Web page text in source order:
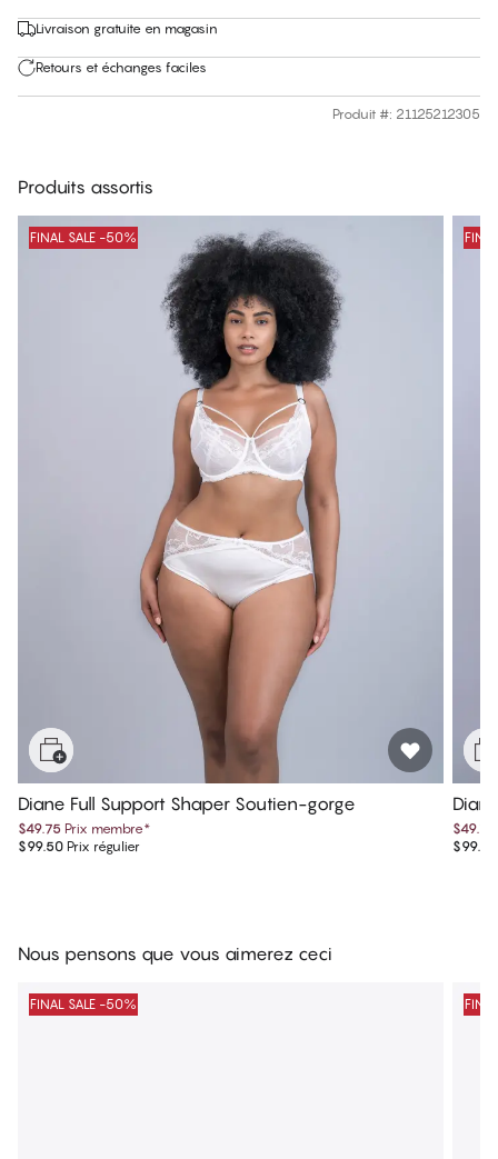
Livraison gratuite en magasin
Retours et échanges faciles
Produit #: 21125212305
Produits assortis
FINAL SALE -50%
Diane Full Support Shaper Soutien-gorge
$49.75 Prix membre*
$99.50 Prix régulier
$49.75
$99.50
Nous pensons que vous aimerez ceci
FINAL SALE -50%